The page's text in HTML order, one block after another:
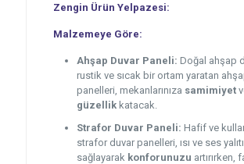
Zengin Ürün Yelpazesi:
Malzemeye Göre:
Ahşap Duvar Paneli: Doğal ahşap
rustik ve sıcak bir ortam yaratan
panelleri, mekanlarınıza samimiyet
güzellikkatacak.
Strafor Duvar Paneli: Hafif ve
strafor duvar panelleri, ısı ve ses
sağlayarak konforunuzu artırırken,